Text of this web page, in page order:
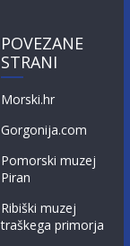
POVEZANE
STRANI
Morski.hr
Gorgonija.com
Pomorski muzej
Piran
Ribiški muzej
traškega primorja